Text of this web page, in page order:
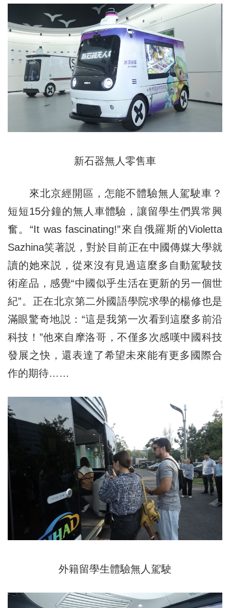
新石器無人零售車
來北京經開區，怎能不體驗無人駕駛車？
短短15分鐘的無人車體驗，讓留學生們異常興
奮。“It was fascinating!”來自俄羅斯的Violetta
Sazhina笑著説，對於目前正在中國傳媒大學就
讀的她來説，從來沒有見過這麼多自動駕駛技
術産品，感覺“中國似乎生活在更新的另一個世
紀”。正在北京第二外國語學院求學的楊修也是
滿眼驚奇地説：“這是我第一次看到這麼多前沿
科技！”他來自摩洛哥，不僅多次感嘆中國科技
發展之快，還表達了希望未來能有更多國際合
作的期待……
外籍留學生體驗無人駕駛